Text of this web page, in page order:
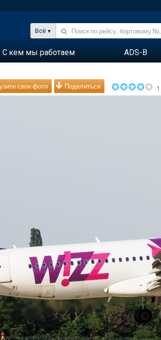
Всё
С кем мы работаем ADS-B
свои фото Поделиться 1